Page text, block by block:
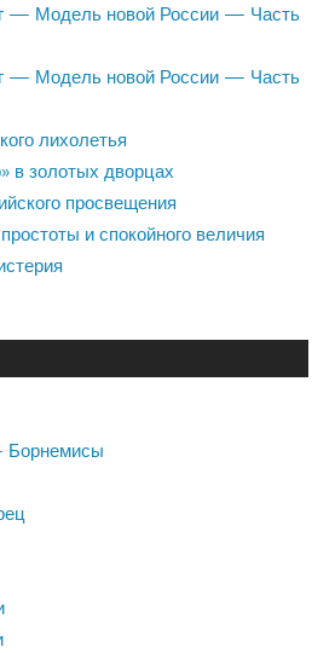
— Модель новой России — Часть
— Модель новой России — Часть
лихолетья
в золотых дворцах
просвещения
и спокойного величия
Борнемисы